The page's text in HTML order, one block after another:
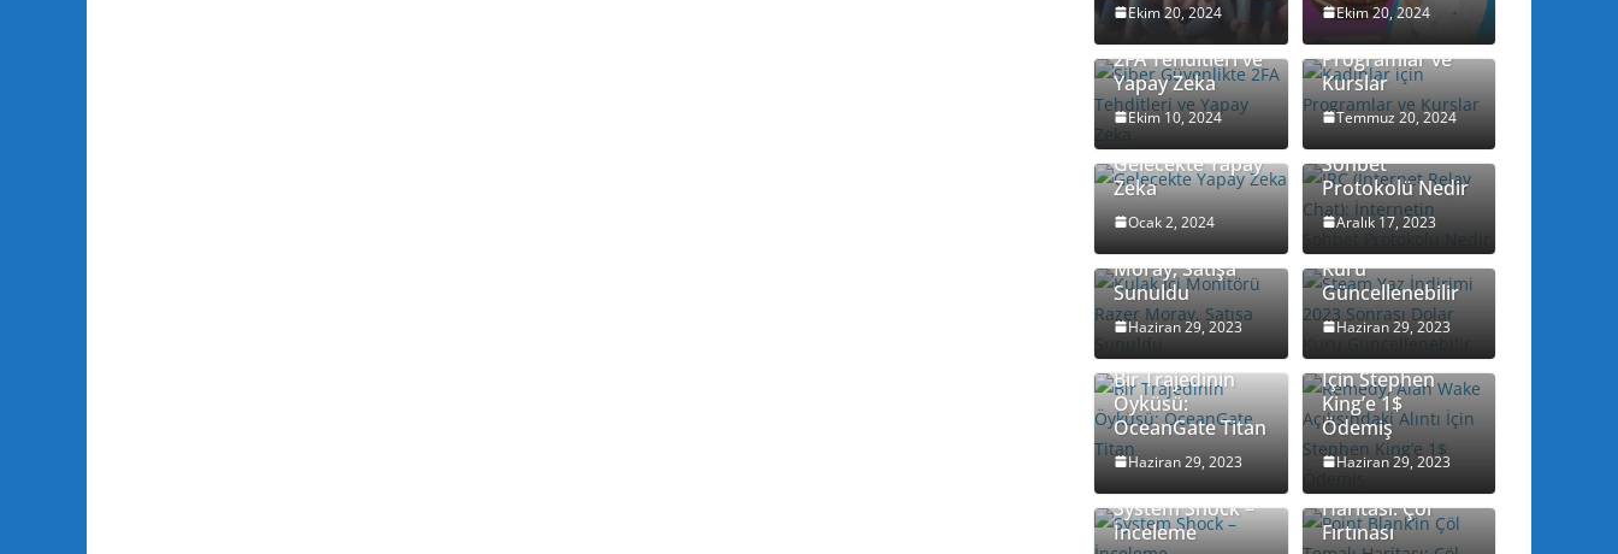
Ekim 20, 2024 Ekim 20, 2024
Siber Güvenlikte
2FA Tehditleri ve
Yapay Zeka
Ekim 10, 2024
Kadınlar için
Programlar ve
Kurslar
Temmuz 20, 2024
Gelecekte Yapay
Zeka
Ocak 2, 2024
IRC (Internet
Relay Chat):
İnternetin
Sohbet
Protokolü Nedir
Aralık 17, 2023
Kulak İçi
Monitörü Razer
Moray, Satışa
Sunuldu
Haziran 29, 2023
Steam Yaz
İndirimi 2023
Sonrası Dolar
Kuru
Güncellenebilir
Haziran 29, 2023
Bir Trajedinin
Öyküsü:
OceanGate Titan
Haziran 29, 2023
Remedy, Alan
Wake
Açılışındaki Alıntı
İçin Stephen
King’e 1$
Ödemiş
Haziran 29, 2023
System Shock –
İnceleme
Point Blank’in
Haritası: Çöl
Fırtınası